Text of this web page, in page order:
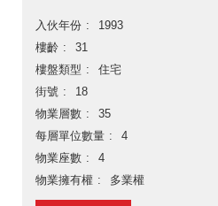
入伙年份
1993
樓齡
31
樓盤類型
住宅
街號
18
物業層數
35
每層單位數量
4
物業座數
4
物業擁有權
多業權